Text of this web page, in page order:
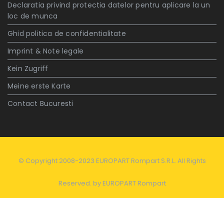
Declaratia privind protectia datelor pentru aplicare la un
loc de munca
Ghid politica de confidentialitate
Imprint & Note legale
Kein Zugriff
Meine erste Karte
Contact Bucuresti
© Copyright 2008-2023 EUROPART Rompart S.R.L. All Rights
Reserved. byEUROPART Rompart